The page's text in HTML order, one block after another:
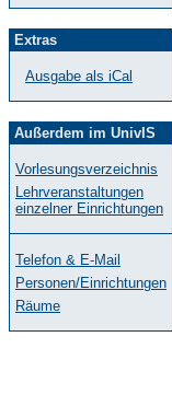
Extras
Ausgabe als iCal
Außerdem im UnivIS
Vorlesungsverzeichnis
Lehrveranstaltungen
einzelner Einrichtungen
Telefon & E-Mail
Personen/Einrichtungen
Räume